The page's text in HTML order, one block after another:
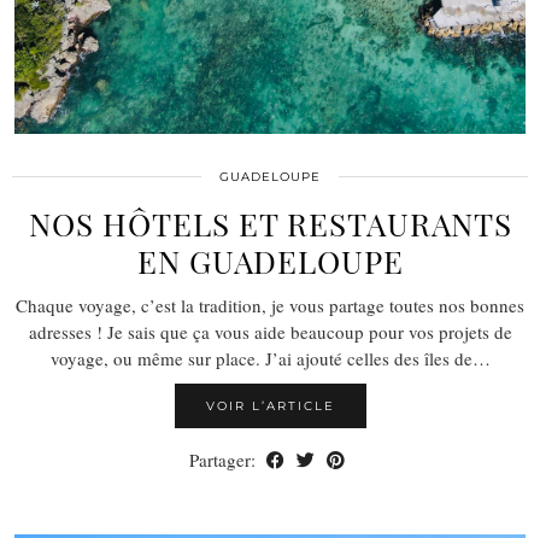
GUADELOUPE
NOS HÔTELS ET RESTAURANTS
EN GUADELOUPE
Chaque voyage, c’est la tradition, je vous partage toutes nos bonnes
adresses ! Je sais que ça vous aide beaucoup pour vos projets de
voyage, ou même sur place. J’ai ajouté celles des îles de…
VOIR L’ARTICLE
Partager: